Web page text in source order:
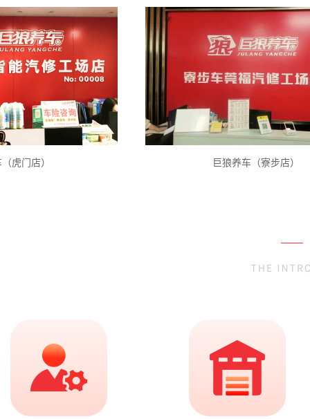
虎门店） 巨狼养车（寮步店）